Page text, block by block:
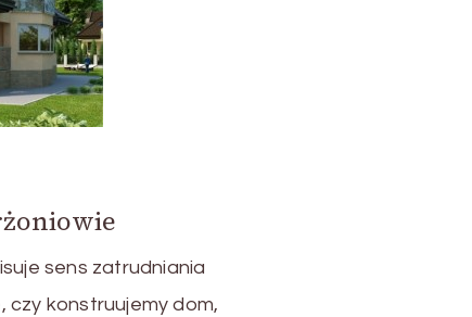
sens zatrudniania
czy konstruujemy dom,